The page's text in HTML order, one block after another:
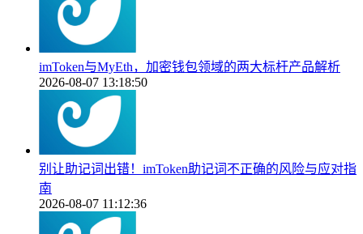
imToken与MyEth，加密钱包领域的两大标杆产品解析
2026-08-07 13:18:50
别让助记词出错！imToken助记词不正确的风险与应对指
南
2026-08-07 11:12:36